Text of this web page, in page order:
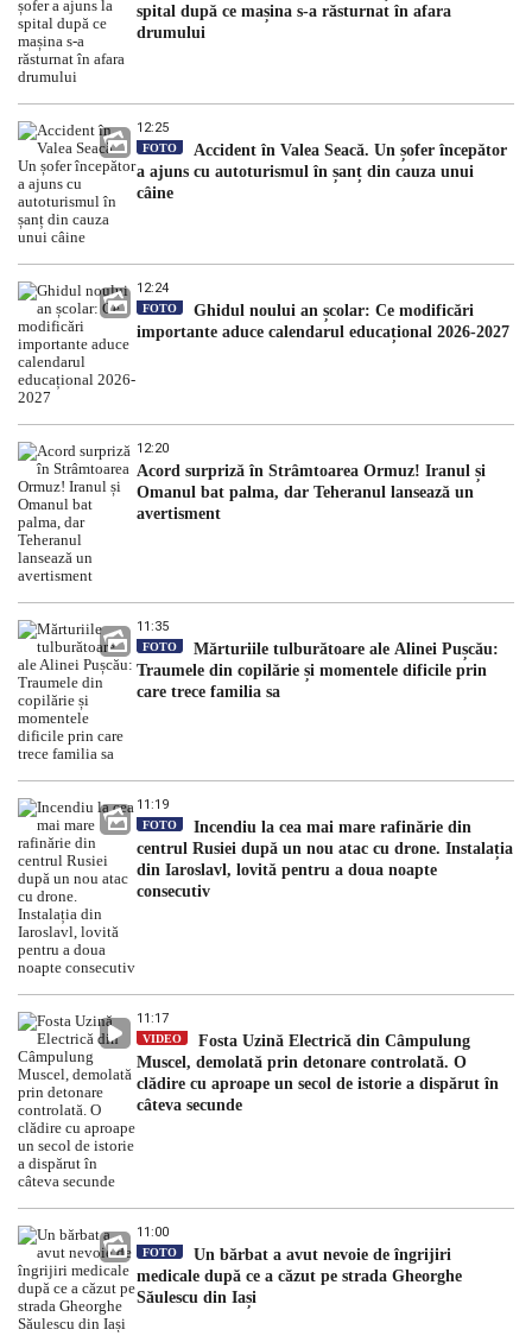
spital după ce mașina s-a răsturnat în afara
drumului
12:25
FOTO
Accident în Valea Seacă. Un șofer începător
a ajuns cu autoturismul în șanț din cauza unui
câine
12:24
FOTO
Ghidul noului an școlar: Ce modificări
importante aduce calendarul educațional 2026-2027
12:20
Acord surpriză în Strâmtoarea Ormuz! Iranul și
Omanul bat palma, dar Teheranul lansează un
avertisment
11:35
FOTO
Mărturiile tulburătoare ale Alinei Pușcău:
Traumele din copilărie și momentele dificile prin
care trece familia sa
11:19
FOTO
Incendiu la cea mai mare rafinărie din
centrul Rusiei după un nou atac cu drone. Instalația
din Iaroslavl, lovită pentru a doua noapte
consecutiv
11:17
VIDEO
Fosta Uzină Electrică din Câmpulung
Muscel, demolată prin detonare controlată. O
clădire cu aproape un secol de istorie a dispărut în
câteva secunde
11:00
FOTO
Un bărbat a avut nevoie de îngrijiri
medicale după ce a căzut pe strada Gheorghe
Săulescu din Iași